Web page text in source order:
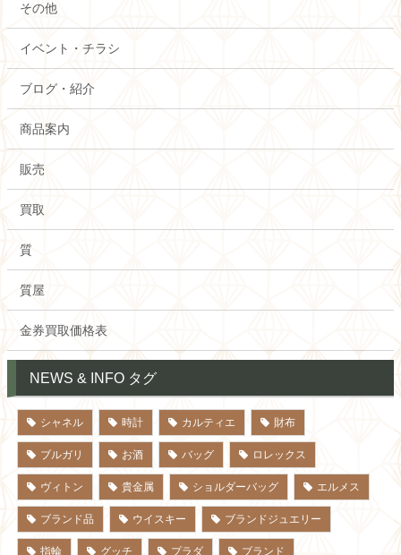
その他
イベント・チラシ
ブログ・紹介
商品案内
販売
買取
質
質屋
金券買取価格表
NEWS & INFO タグ
シャネル 時計 カルティエ 財布
ブルガリ お酒 バッグ ロレックス
ヴィトン 貴金属 ショルダーバッグ エルメス
ブランド品 ウイスキー ブランドジュエリー
指輪 グッチ プラダ ブランド